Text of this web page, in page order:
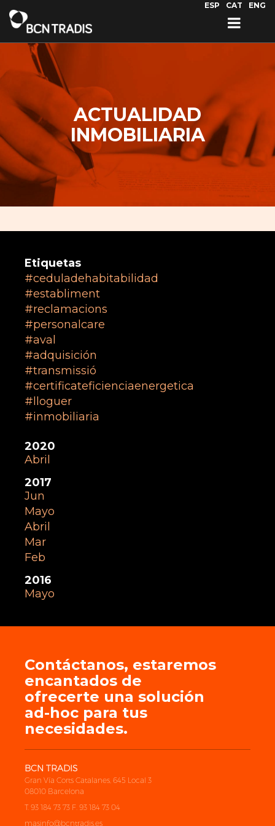
ESP CAT ENG
ACTUALIDAD
INMOBILIARIA
ceduladehabitabilidad
establiment
reclamacions
personalcare
aval
adquisición
transmissió
certificateficienciaenergetica
lloguer
inmobiliaria
2020
Abril
2017
Jun
Mayo
Abril
Mar
Feb
2016
Mayo
Contáctanos, estaremos
encantados de
ofrecerte una solución
ad-hoc para tus
necesidades.
BCN TRADIS
Gran Vía Corts Catalanes, 645 Local 3
08010 Barcelona
T. 93 184 73 73 F. 93 184 73 04
masinfo@bcntradis.es